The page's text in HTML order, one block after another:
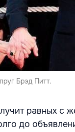
Брэд Питт.
равных с
до